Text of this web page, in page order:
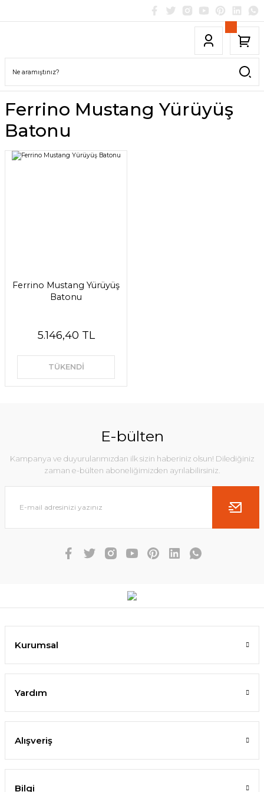
Ferrino Mustang Yürüyüş
Batonu
Ferrino Mustang Yürüyüş
Batonu
5.146,40 TL
TÜKENDİ
E-bülten
Kampanya ve duyurularımızdan ilk sizin haberiniz olsun! Dilediğiniz
zaman e-bülten aboneliğimizden ayrılabilirsiniz.
Kurumsal
Yardım
Alışveriş
Bilgi